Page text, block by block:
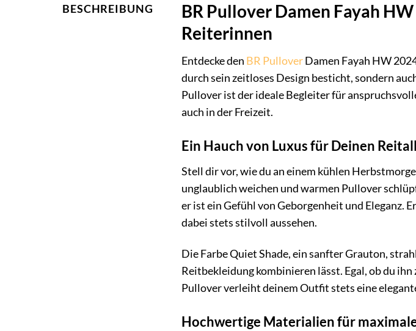
BESCHREIBUNG
BR Pullover Damen Fayah
Reiterinnen
Entdecke den BR PulloverDamen Fayah HW
durch sein zeitloses Design besticht, sondern
Pullover ist der ideale Begleiter für
auch in der Freizeit.
Ein Hauch von Luxus für Deinen
Stell dir vor, wie du an einem kühlen
unglaublich weichen und warmen Pullover
er ist ein Gefühl von Geborgenheit und Eleganz.
dabei stets stilvoll aussehen.
Die Farbe Quiet Shade, ein sanfter Grauton,
Reitbekleidung kombinieren lässt. Egal, ob du ihn
Pullover verleiht deinem Outfit stets eine
Hochwertige Materialien für